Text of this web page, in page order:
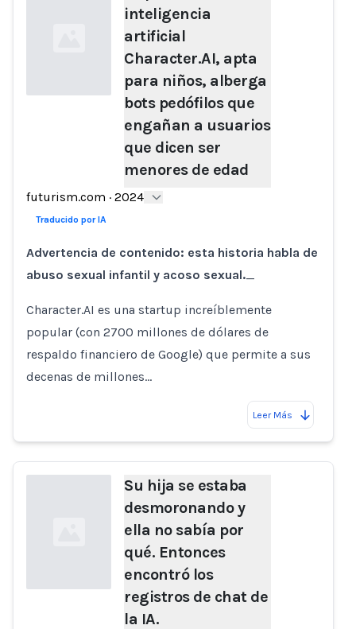
inteligencia
artificial
Character.AI, apta
para niños, alberga
bots pedófilos que
engañan a usuarios
que dicen ser
menores de edad
futurism.com · 2024
Traducido por IA
Advertencia de contenido: esta historia habla de
abuso sexual infantil y acoso sexual._
Character.AI es una startup increíblemente
popular (con 2700 millones de dólares de
respaldo financiero de Google) que permite a sus
decenas de millones…
Leer Más
Su hija se estaba
desmoronando y
ella no sabía por
qué. Entonces
encontró los
registros de chat de
la IA.